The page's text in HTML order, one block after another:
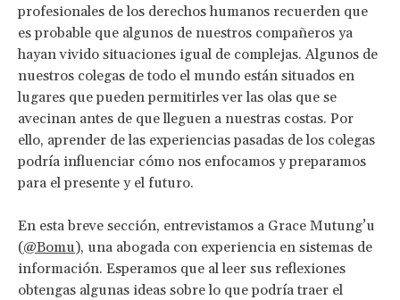
profesionales de los derechos humanos recuerden que
es probable que algunos de nuestros compañeros ya
hayan vivido situaciones igual de complejas. Algunos de
nuestros colegas de todo el mundo están situados en
lugares que pueden permitirles ver las olas que se
avecinan antes de que lleguen a nuestras costas. Por
ello, aprender de las experiencias pasadas de los colegas
podría influenciar cómo nos enfocamos y preparamos
para el presente y el futuro.
En esta breve sección, entrevistamos a Grace Mutung’u
(@Bomu), una abogada con experiencia en sistemas de
información. Esperamos que al leer sus reflexiones
obtengas algunas ideas sobre lo que podría traer el